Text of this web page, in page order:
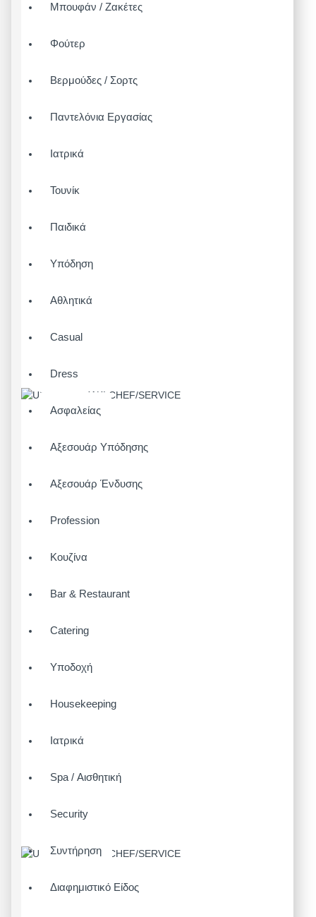
Μπουφάν / Ζακέτες
Φούτερ
Βερμούδες / Σορτς
Παντελόνια Εργασίας
Ιατρικά
Τουνίκ
Παιδικά
Υπόδηση
Αθλητικά
Casual
Dress
Ασφαλείας
Αξεσουάρ Υπόδησης
Αξεσουάρ Ένδυσης
Profession
Κουζίνα
Bar & Restaurant
Catering
Υποδοχή
Housekeeping
Ιατρικά
Spa / Αισθητική
Security
Συντήρηση
Διαφημιστικό Είδος